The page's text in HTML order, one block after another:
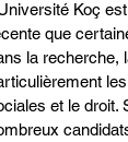
Koç
que
la recherche,
et le droit.